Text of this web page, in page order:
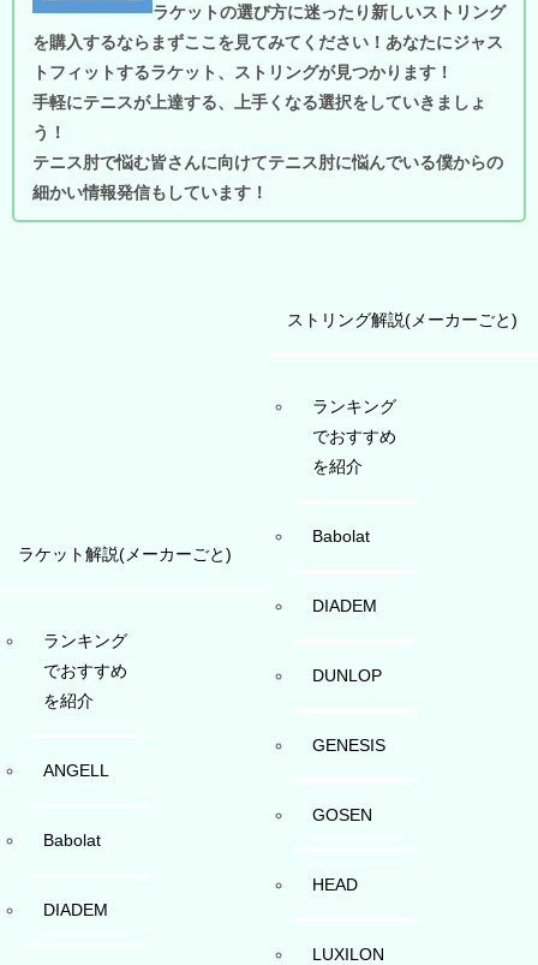
ラケットの選び方に迷ったり新しいストリング
を購入するならまずここを見てみてください！あなたにジャス
トフィットするラケット、ストリングが見つかります！
手軽にテニスが上達する、上手くなる選択をしていきましょ
う！
テニス肘で悩む皆さんに向けてテニス肘に悩んでいる僕からの
細かい情報発信もしています！
ラケット解説(メーカーごと)
ランキング
でおすすめ
を紹介
ANGELL
Babolat
DIADEM
ストリング解説(メーカーごと)
ランキング
でおすすめ
を紹介
Babolat
DIADEM
DUNLOP
GENESIS
GOSEN
HEAD
LUXILON